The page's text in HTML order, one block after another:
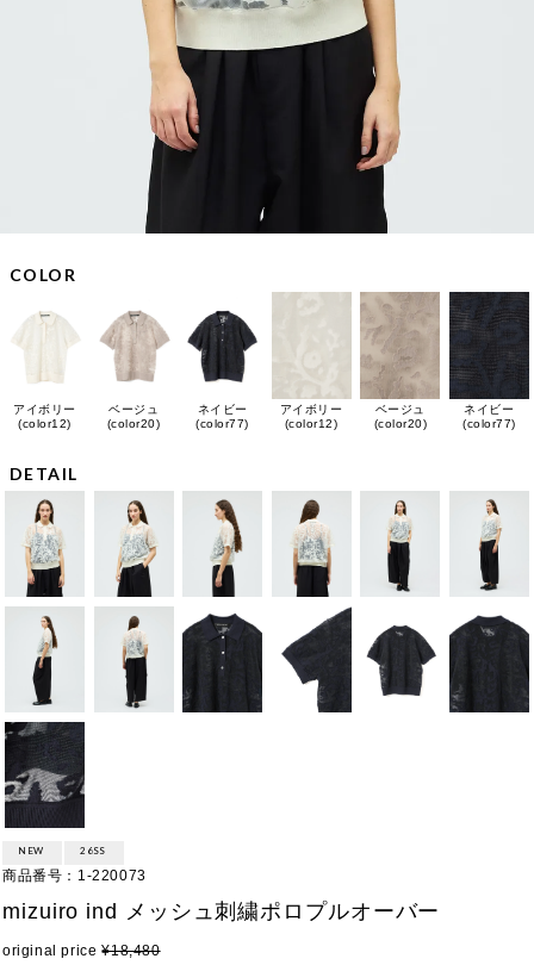
COLOR
アイボリー
(color12)
ベージュ
(color20)
ネイビー
(color77)
アイボリー
(color12)
ベージュ
(color20)
ネイビー
(color77)
DETAIL
NEW 26SS
商品番号 1-220073
mizuiro ind メッシュ刺繍ポロプルオーバー
original price ¥18,480